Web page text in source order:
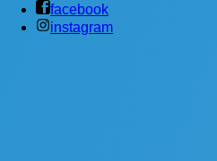
facebook
instagram